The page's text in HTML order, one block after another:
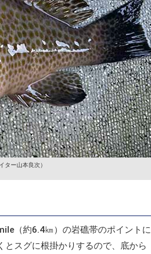
ター山本良次）
（約6.4㎞）の岩礁帯のポイントに
スグに根掛かりするので、底から